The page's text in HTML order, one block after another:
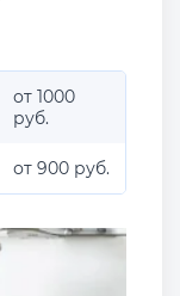
от 1000
руб.
от 900 руб.